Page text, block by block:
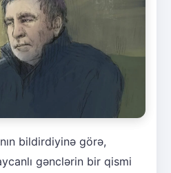
bildirdiyinə görə,
gənclərin bir qismi